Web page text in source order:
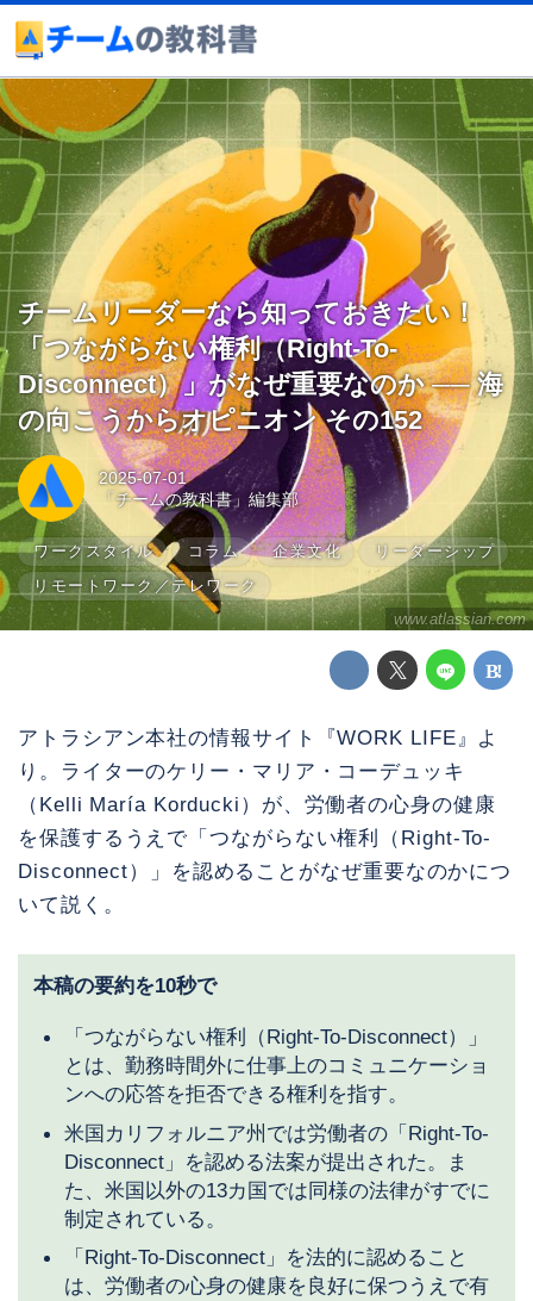
www.atlassian.com
チームリーダーなら知っておきたい！
「つながらない権利（Right-To-
Disconnect）」がなぜ重要なのか ── 海
の向こうからオピニオン その152
2025-07-01
「チームの教科書」編集部
ワークスタイル コラム 企業文化
リーダーシップ
リモートワーク／テレワーク
アトラシアン本社の情報サイト『WORK LIFE』よ
り。ライターのケリー・マリア・コーデュッキ
（Kelli María Korducki）が、労働者の心身の健康
を保護するうえで「つながらない権利（Right-To-
Disconnect）」を認めることがなぜ重要なのかにつ
いて説く。
本稿の要約を10秒で
「つながらない権利（Right-To-Disconnect）」
とは、勤務時間外に仕事上のコミュニケーショ
ンへの応答を拒否できる権利を指す。
米国カリフォルニア州では労働者の「Right-To-
Disconnect」を認める法案が提出された。ま
た、米国以外の13カ国では同様の法律がすでに
制定されている。
「Right-To-Disconnect」を法的に認めること
は、労働者の心身の健康を良好に保つうえで有